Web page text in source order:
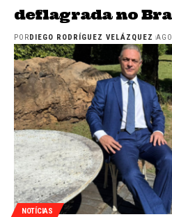
deflagrada no
PORDIEGO RODRÍGUEZ VELÁZQUEZ
NOTÍCIAS